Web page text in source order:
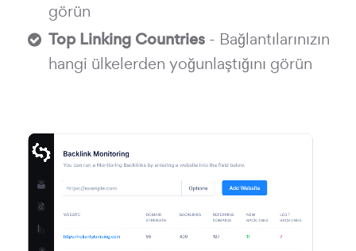
görün
Top Linking Countries - Bağlantılarınızın
hangi ülkelerden yoğunlaştığını görün